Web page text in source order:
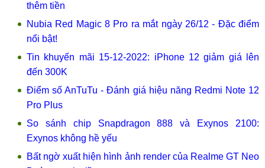
thêm tiền
Nubia Red Magic 8 Pro ra mắt ngày 26/12 - Đặc điểm
nổi bật!
Tin khuyến mãi 15-12-2022: iPhone 12 giảm giá lên
đến 300K
Điểm số AnTuTu - Đánh giá hiệu năng Redmi Note 12
Pro Plus
So sánh chip Snapdragon 888 và Exynos 2100:
Exynos không hề yếu
Bất ngờ xuất hiện hình ảnh render của Realme GT Neo